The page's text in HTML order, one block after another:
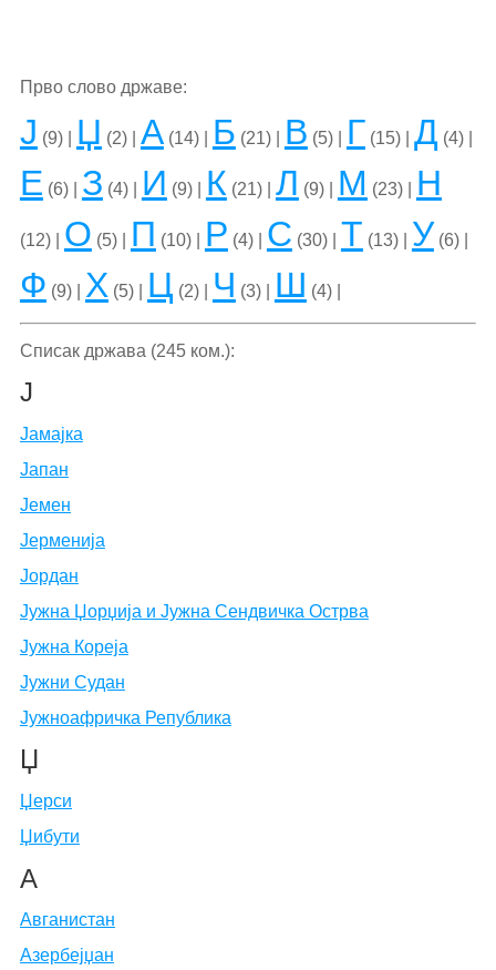
Прво слово државе:
Ј (9) | Џ (2) | А(14) | Б (21) | В (5) | Г (15) | Д (4) |
Е (6) | З (4) | И (9) | К (21) | Л (9) | М (23) | Н
(12) | О (5) | П (10) | Р (4) | С (30) | Т (13) | У (6) |
Ф (9) | Х (5) | Ц (2) | Ч (3) | Ш (4) |
Списак држава (245 ком.):
Ј
Јамајка
Јапан
Јемен
Јерменија
Јордан
Јужна Џорџија и Јужна Сендвичка Острва
Јужна Кореја
Јужни Судан
Јужноафричка Република
Џ
Џерси
Џибути
А
Авганистан
Азербејџан